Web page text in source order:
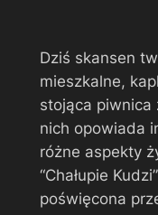
Dziś skansen
mieszkalne,
stojąca piwnica
nich opowiada
różne aspekty
“Chałupie
poświęcona